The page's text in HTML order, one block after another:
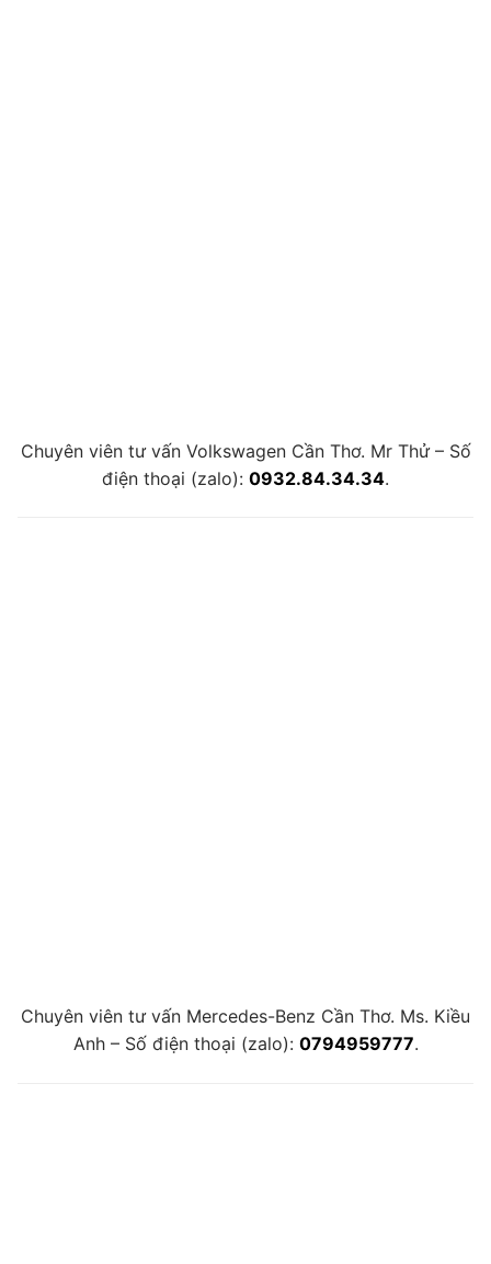
Chuyên viên tư vấn Volkswagen Cần Thơ. Mr Thử – Số
điện thoại (zalo): 0932.84.34.34.
Chuyên viên tư vấn Mercedes-Benz Cần Thơ. Ms. Kiều
Anh – Số điện thoại (zalo): 0794959777.